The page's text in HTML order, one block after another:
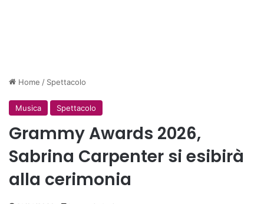
Home / Spettacolo
Musica Spettacolo
Grammy Awards 2026,
Sabrina Carpenter si esibirà
alla cerimonia